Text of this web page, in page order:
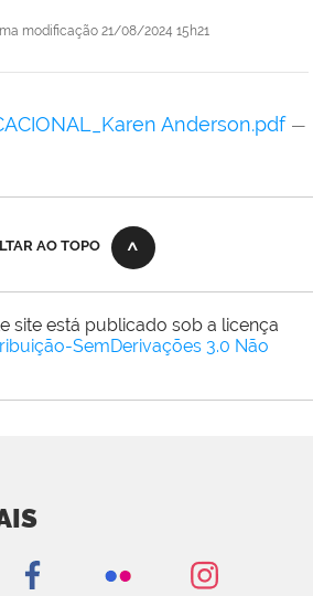
modificação 21/08/2024 15h21
Anderson.pdf —
AO TOPO
site está publicado sob a licença
SemDerivações 3.0 Não